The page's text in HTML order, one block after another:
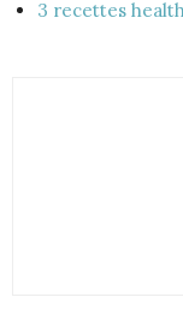
3 recettes